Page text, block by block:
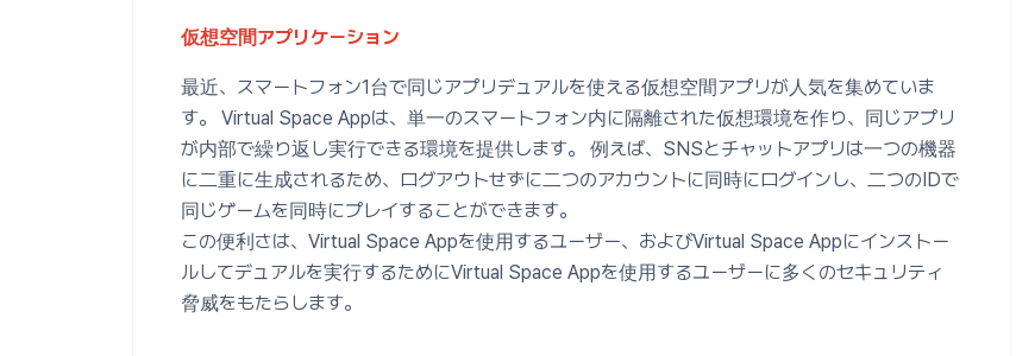
仮想空間アプリケーション
最近、スマートフォン1台で同じアプリデュアルを使える仮想空間アプリが人気を集めていま
す。 Virtual Space Appは、単一のスマートフォン内に隔離された仮想環境を作り、同じアプリ
が内部で繰り返し実行できる環境を提供します。 例えば、SNSとチャットアプリは一つの機器
に二重に生成されるため、ログアウトせずに二つのアカウントに同時にログインし、二つのIDで
同じゲームを同時にプレイすることができます。
この便利さは、Virtual Space Appを使用するユーザー、およびVirtual Space Appにインストー
ルしてデュアルを実行するためにVirtual Space Appを使用するユーザーに多くのセキュリティ
脅威をもたらします。